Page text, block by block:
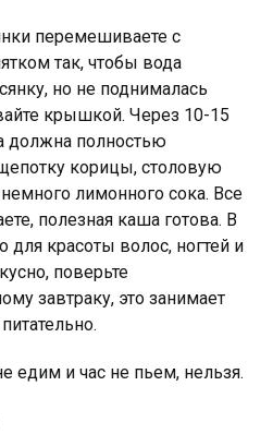
перемешиваете с
так, чтобы вода
но не поднималась
крышкой. Через 10-15
должна полностью
корицы, столовую
лимонного сока. Все
полезная каша готова. В
для красоты волос, ногтей и
поверьте
завтраку, это занимает
едим и час не пьем, нельзя.